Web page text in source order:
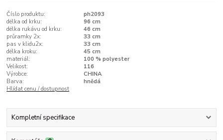
Číslo produktu:
ph2093
délka od krku:
96 cm
délka rukávu od krku:
46 cm
průramky 2x:
33 cm
pas v klidu2x:
33 cm
délka kroku:
45 cm
materiál:
100 % polyester
Velikost:
116
Výrobce:
CHINA
Barva:
hnědá
Hlídat cenu / dostupnost
Kompletní specifikace